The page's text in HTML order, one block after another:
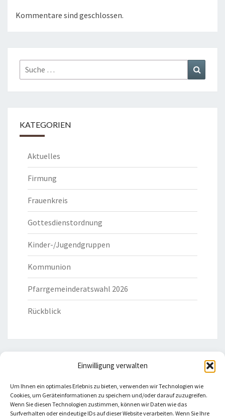
Einwilligung verwalten
Um Ihnen ein optimales Erlebnis zu bieten, verwenden wir Technologien wie
Cookies, um Geräteinformationen zu speichern und/oder darauf zuzugreifen.
Wenn Sie diesen Technologien zustimmen, können wir Daten wie das
Surfverhalten oder eindeutige IDs auf dieser Website verarbeiten. Wenn Sie Ihre
Kommentare sind geschlossen.
Suche
nach:
KATEGORIEN
Aktuelles
Firmung
Frauenkreis
Gottesdienstordnung
Kinder-/Jugendgruppen
Kommunion
Pfarrgemeinderatswahl 2026
Rückblick
Bistum Eichstätt